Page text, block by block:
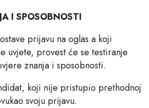
I SPOSOBNOSTI
prijavu na oglas a koji
uvjete, provest će se testiranje
znanja i sposobnosti.
koji nije pristupio prethodnoj
svoju prijavu.